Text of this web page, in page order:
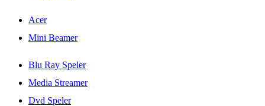
Acer
Mini Beamer
Blu Ray Speler
Media Streamer
Dvd Speler